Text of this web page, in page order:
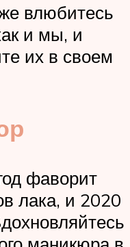
влюбитесь
и мы, и
их в своем
фаворит
лака, и 2020